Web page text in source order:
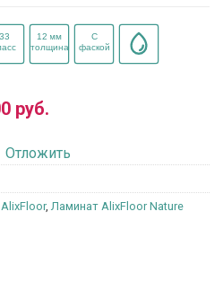
руб.
Отложить
, Ламинат AlixFloor Nature